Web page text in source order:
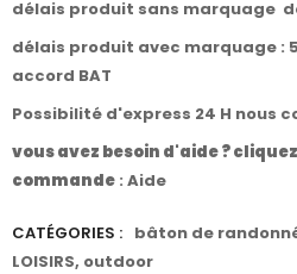
délais produit sans marquage
délais produit avec marquage :
accord BAT
Possibilité d'express 24 H nous
vous avez besoin d'aide ?
commande : Aide
CATÉGORIES : bâton de
LOISIRS, outdoor